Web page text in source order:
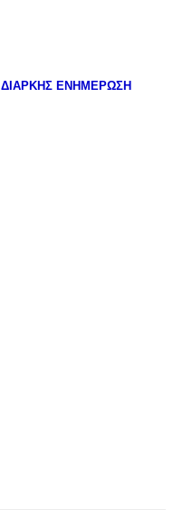
ΔΙΑΡΚΗΣ ΕΝΗΜΕΡΩΣΗ